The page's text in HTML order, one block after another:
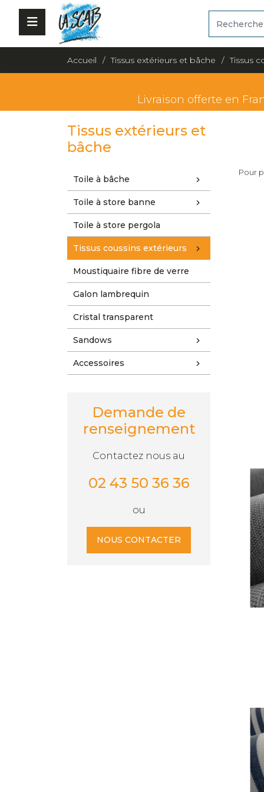
Accueil Tissus extérieurs et bâche Tissus
Livraison offerte en
Pour
Tissus extérieurs et
bâche
Toile à bâche
Toile à store banne
Toile à store pergola
Tissus coussins extérieurs
Moustiquaire fibre de verre
Galon lambrequin
Cristal transparent
Sandows
Accessoires
Demande de
renseignement
Contactez nous au
02 43 50 36 36
ou
NOUS CONTACTER